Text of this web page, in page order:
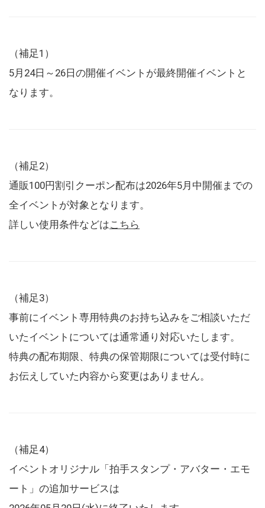
（補足1）
5月24日～26日の開催イベントが最終開催イベントと
なります。
（補足2）
通販100円割引クーポン配布は2026年5月中開催までの
全イベントが対象となります。
詳しい使用条件などはこちら
（補足3）
事前にイベント専用特典のお持ち込みをご相談いただ
いたイベントについては通常通り対応いたします。
特典の配布期限、特典の保管期限については受付時に
お伝えしていた内容から変更はありません。
（補足4）
イベントオリジナル「拍手スタンプ・アバター・エモ
ート」の追加サービスは